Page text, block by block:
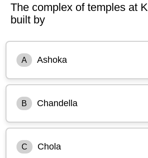
The complex of temples at
built by
A Ashoka
B Chandella
C Chola